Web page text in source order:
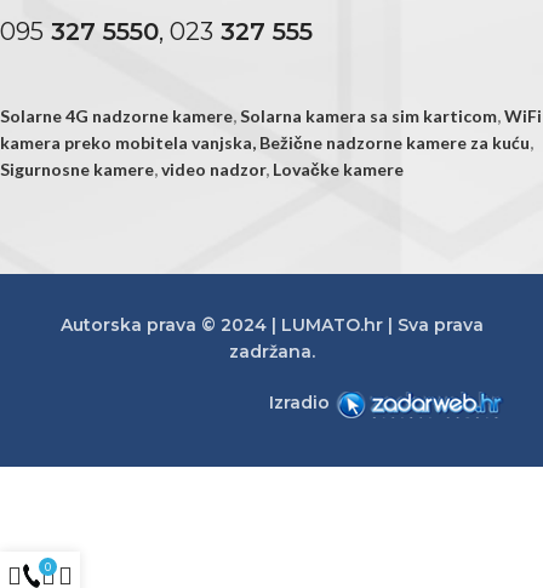
095 327 5550, 023 327 555
Solarne 4G nadzorne kamere,Solarna kamera sa sim karticom,WiFi
kamera preko mobitela vanjska, Bežične nadzorne kamere za kuću,
Sigurnosne kamere,video nadzor, Lovačke kamere
Autorska prava © 2024 | LUMATO.hr | Sva prava
zadržana.
Izradio
0